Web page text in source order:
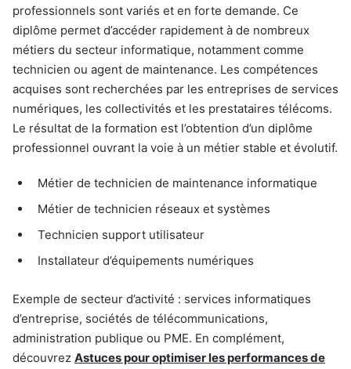
professionnels sont variés et en forte demande. Ce
diplôme permet d’accéder rapidement à de nombreux
métiers du secteur informatique, notamment comme
technicien ou agent de maintenance. Les compétences
acquises sont recherchées par les entreprises de services
numériques, les collectivités et les prestataires télécoms.
Le résultat de la formation est l’obtention d’un diplôme
professionnel ouvrant la voie à un métier stable et évolutif.
Métier de technicien de maintenance informatique
Métier de technicien réseaux et systèmes
Technicien support utilisateur
Installateur d’équipements numériques
Exemple de secteur d’activité : services informatiques
d’entreprise, sociétés de télécommunications,
administration publique ou PME. En complément,
découvrez Astuces pour optimiser les performances de